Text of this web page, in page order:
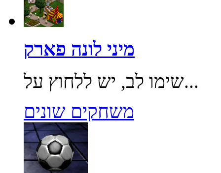
מיני לונה פארק
שימו לב, יש ללחוץ על...
משחקים שונים